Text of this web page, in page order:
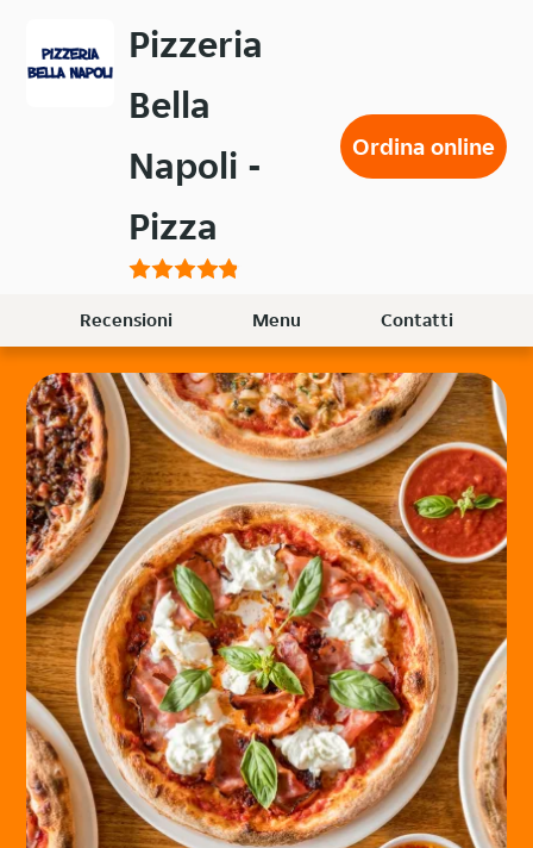
contenuto
Pizzeria
Bella
Napoli -
Pizza
Ordina online
Recensioni Menu Contatti